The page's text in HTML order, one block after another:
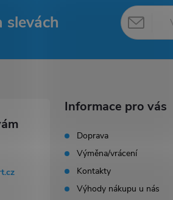
slevách
Informace pro vás
Doprava
Výměna/vrácení
Kontakty
Výhody nákupu u nás